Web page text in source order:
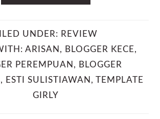
UNDER: REVIEW
ARISAN , BLOGGER KECE,
PEREMPUAN , BLOGGER
, ESTI SULISTIAWAN , TEMPLATE
GIRLY